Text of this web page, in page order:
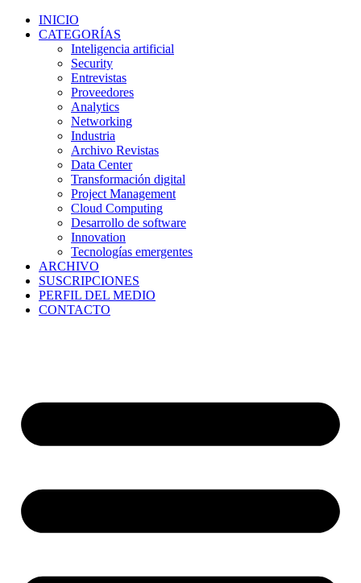
INICIO
CATEGORÍAS
Inteligencia artificial
Security
Entrevistas
Proveedores
Analytics
Networking
Industria
Archivo Revistas
Data Center
Transformación digital
Project Management
Cloud Computing
Desarrollo de software
Innovation
Tecnologías emergentes
ARCHIVO
SUSCRIPCIONES
PERFIL DEL MEDIO
CONTACTO